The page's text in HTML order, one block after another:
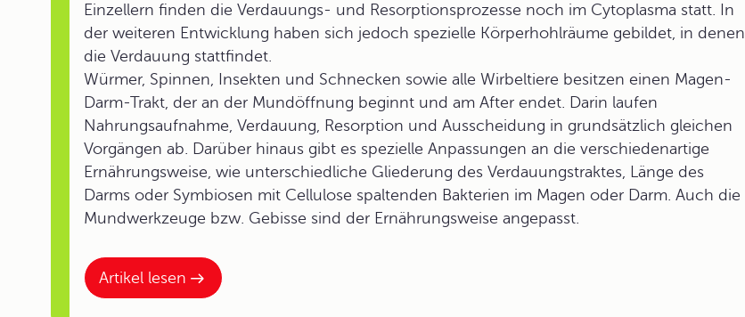
Artikel lesen
Einzellern finden die Verdauungs- und Resorptionsprozesse noch im Cytoplasma statt. In
der weiteren Entwicklung haben sich jedoch spezielle Körperhohlräume gebildet, in denen
die Verdauung stattfindet.
Würmer, Spinnen, Insekten und Schnecken sowie alle Wirbeltiere besitzen einen Magen-
Darm-Trakt, der an der Mundöffnung beginnt und am After endet. Darin laufen
Nahrungsaufnahme, Verdauung, Resorption und Ausscheidung in grundsätzlich gleichen
Vorgängen ab. Darüber hinaus gibt es spezielle Anpassungen an die verschiedenartige
Ernährungsweise, wie unterschiedliche Gliederung des Verdauungstraktes, Länge des
Darms oder Symbiosen mit Cellulose spaltenden Bakterien im Magen oder Darm. Auch die
Mundwerkzeuge bzw. Gebisse sind der Ernährungsweise angepasst.